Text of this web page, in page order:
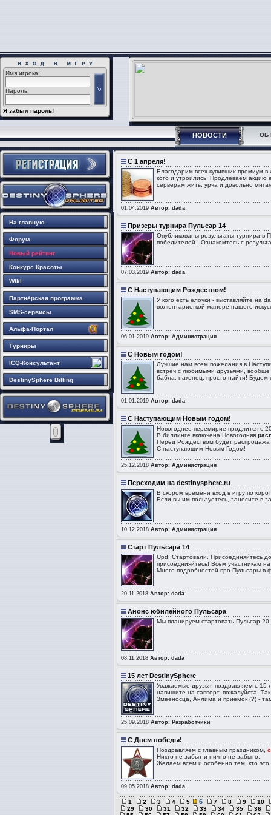
Имя игрока:
Пароль:
Я забыл пароль!
НОВОСТИ ОБ
На главную
Форум
Новый рейтинг
Конкурс Красоты
Wiki
Партнёрская программа
SMS-сервисы
Альфа-Портал
Турниры
ICQ-Консультант
DestinySphere Billing
C 1 апреля!
Благодарим всех купивших премиум
кого и утроились. Продлеваем акцию
серверам жить, урча и довольно
01.04.2019 Автор: dada
Призеры турнира Пульсар 14
Опубликованы результаты турнира в
победителей ! Ознакомтесь с
07.03.2019 Автор: dada
С Наступающим Рождеством!
У кого есть елочки - выставляйте на
волюнтаристкой манере нашего
06.01.2019 Автор: Администрация
С Новым годом!
Лучшие нам всем пожелания в
встреч с любимыми друзьями, вообще
бабла, наконец, просто найти! Будем
01.01.2019 Автор: dada
С Наступающим Новым годом!
Новогоднее перемирие продлится с
В биллинге включена Новогодняя
Перед Рождеством будет
С наступающим Новым Годом!
25.12.2018 Автор: Администрация
Переходим на destinysphere.ru
В скором времени вход в игру по
Если вы им пользуетесь, занесите в
10.12.2018 Автор: Администрация
Старт Пульсара 14
Upd: Стартовали. Присоединяйтесь
присоеднияйтесь! Всем участникам
Много подробностей про Пульсары в
20.11.2018 Автор: dada
Анонс юбилейного Пульсара
Мы планируем стартовать Пульсар
08.11.2018 Автор: dada
15 лет DestinySphere
Уважаемые друзья, поздравляем с 15
напишите на саппорт, пожалуйста.
Змееносца, Анлима и приемок (?) -
25.09.2018 Автор: Разработчики
C Днем победы!
Поздравляем с главным праздником,
Никто не забыт и ничто не забыто.
Желаем всем и особенно тем, кто
09.05.2018 Автор: dada
1 2 3 4 5 6 7 8 9
10
29
30 31 32 33 34 35
36